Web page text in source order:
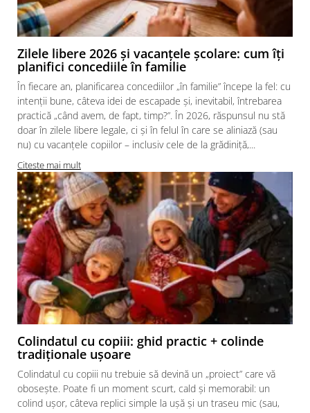
Zilele libere 2026 și vacanțele școlare: cum îți
planifici concediile în familie
În fiecare an, planificarea concediilor „în familie” începe la fel: cu
intenții bune, câteva idei de escapade și, inevitabil, întrebarea
practică „când avem, de fapt, timp?”. În 2026, răspunsul nu stă
doar în zilele libere legale, ci și în felul în care se aliniază (sau
nu) cu vacanțele copiilor – inclusiv cele de la grădiniță,...
Citeste mai mult
Colindatul cu copiii: ghid practic + colinde
tradiționale ușoare
Colindatul cu copiii nu trebuie să devină un „proiect” care vă
obosește. Poate fi un moment scurt, cald și memorabil: un
colind ușor, câteva replici simple la ușă și un traseu mic (sau,